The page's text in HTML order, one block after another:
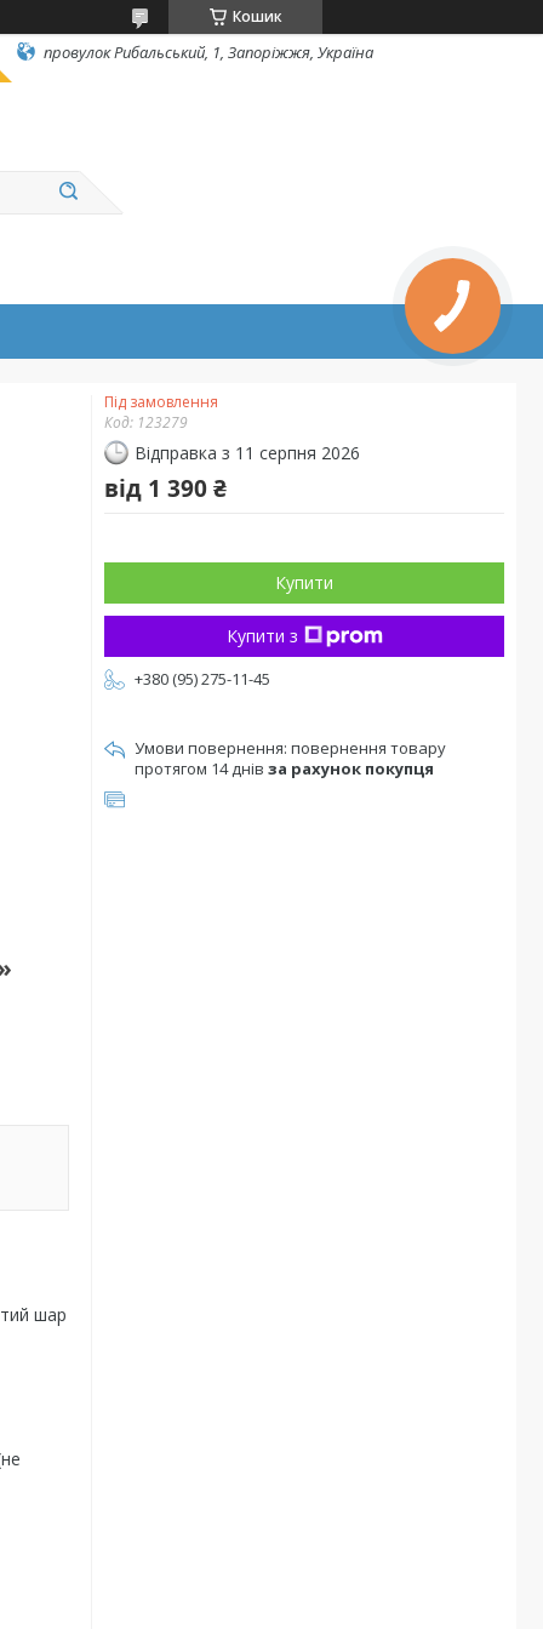
Кошик
провулок Рибальський, 1, Запоріжжя, Україна
шар
Під замовлення
Код: 123279
Відправка з 11 серпня 2026
від 1 390 ₴
Купити
Купити з
+380 (95) 275-11-45
повернення товару
протягом 14 днів за рахунок покупця